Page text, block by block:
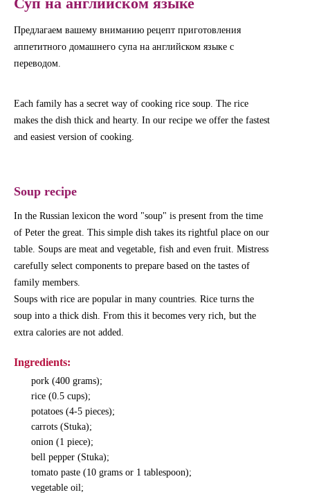
Предлагаем вашему вниманию рецепт приготовления
аппетитного домашнего супа на английском языке с
переводом.
Each family has a secret way of cooking rice soup. The rice
makes the dish thick and hearty. In our recipe we offer the fastest
and easiest version of cooking.
Soup recipe
In the Russian lexicon the word "soup" is present from the time
of Peter the great. This simple dish takes its rightful place on our
table. Soups are meat and vegetable, fish and even fruit. Mistress
carefully select components to prepare based on the tastes of
family members.
Soups with rice are popular in many countries. Rice turns the
soup into a thick dish. From this it becomes very rich, but the
extra calories are not added.
Ingredients:
pork (400 grams);
rice (0.5 cups);
potatoes (4-5 pieces);
carrots (Stuka);
onion (1 piece);
bell pepper (Stuka);
tomato paste (10 grams or 1 tablespoon);
vegetable oil;